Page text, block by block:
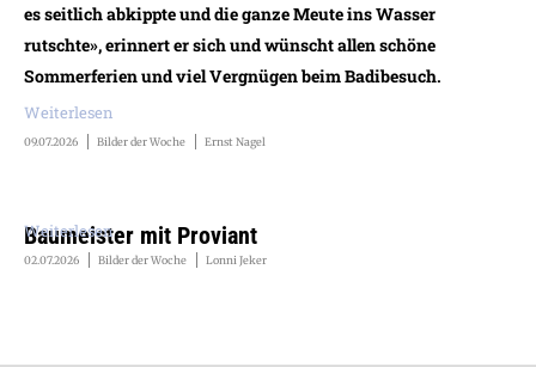
es seitlich abkippte und die ganze Meute ins Wasser
rutschte», erinnert er sich und wünscht allen schöne
Sommerferien und viel Vergnügen beim Badibesuch.
Weiterlesen
09.07.2026 Bilder der Woche Ernst Nagel
Baumeister mit Proviant
Weiterlesen
02.07.2026 Bilder der Woche Lonni Jeker